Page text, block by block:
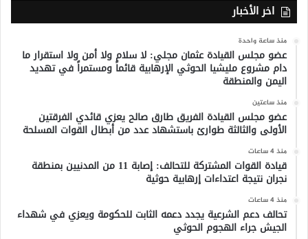
اخر الأخبار
منذ ساعة واحدة
عضو مجلس القيادة عثمان مجلي: لا سلام ولا أمن ولا استقرار ما
دام مشروع مليشيا الحوثي الإرهابية قائماً ومستمراً في تهديد
اليمن والمنطقة
منذ ساعتين
عضو مجلس القيادة الفريق طارق صالح يعزي قائدي الفرقتين
الأولى والثالثة طوارئ باستشهاد عدد من أبطال القوات المسلحة
منذ 4 ساعات
قيادة القوات المشتركة للتحالف: إصابة 11 من المدنيين بمنطقة
نجران نتيجة اعتداءات إرهابية حوثية
منذ 4 ساعات
تحالف دعم الشرعية يجدد دعمه الثابت للحكومة ويعزي في شهداء
الجيش جراء الهجوم الحوثي